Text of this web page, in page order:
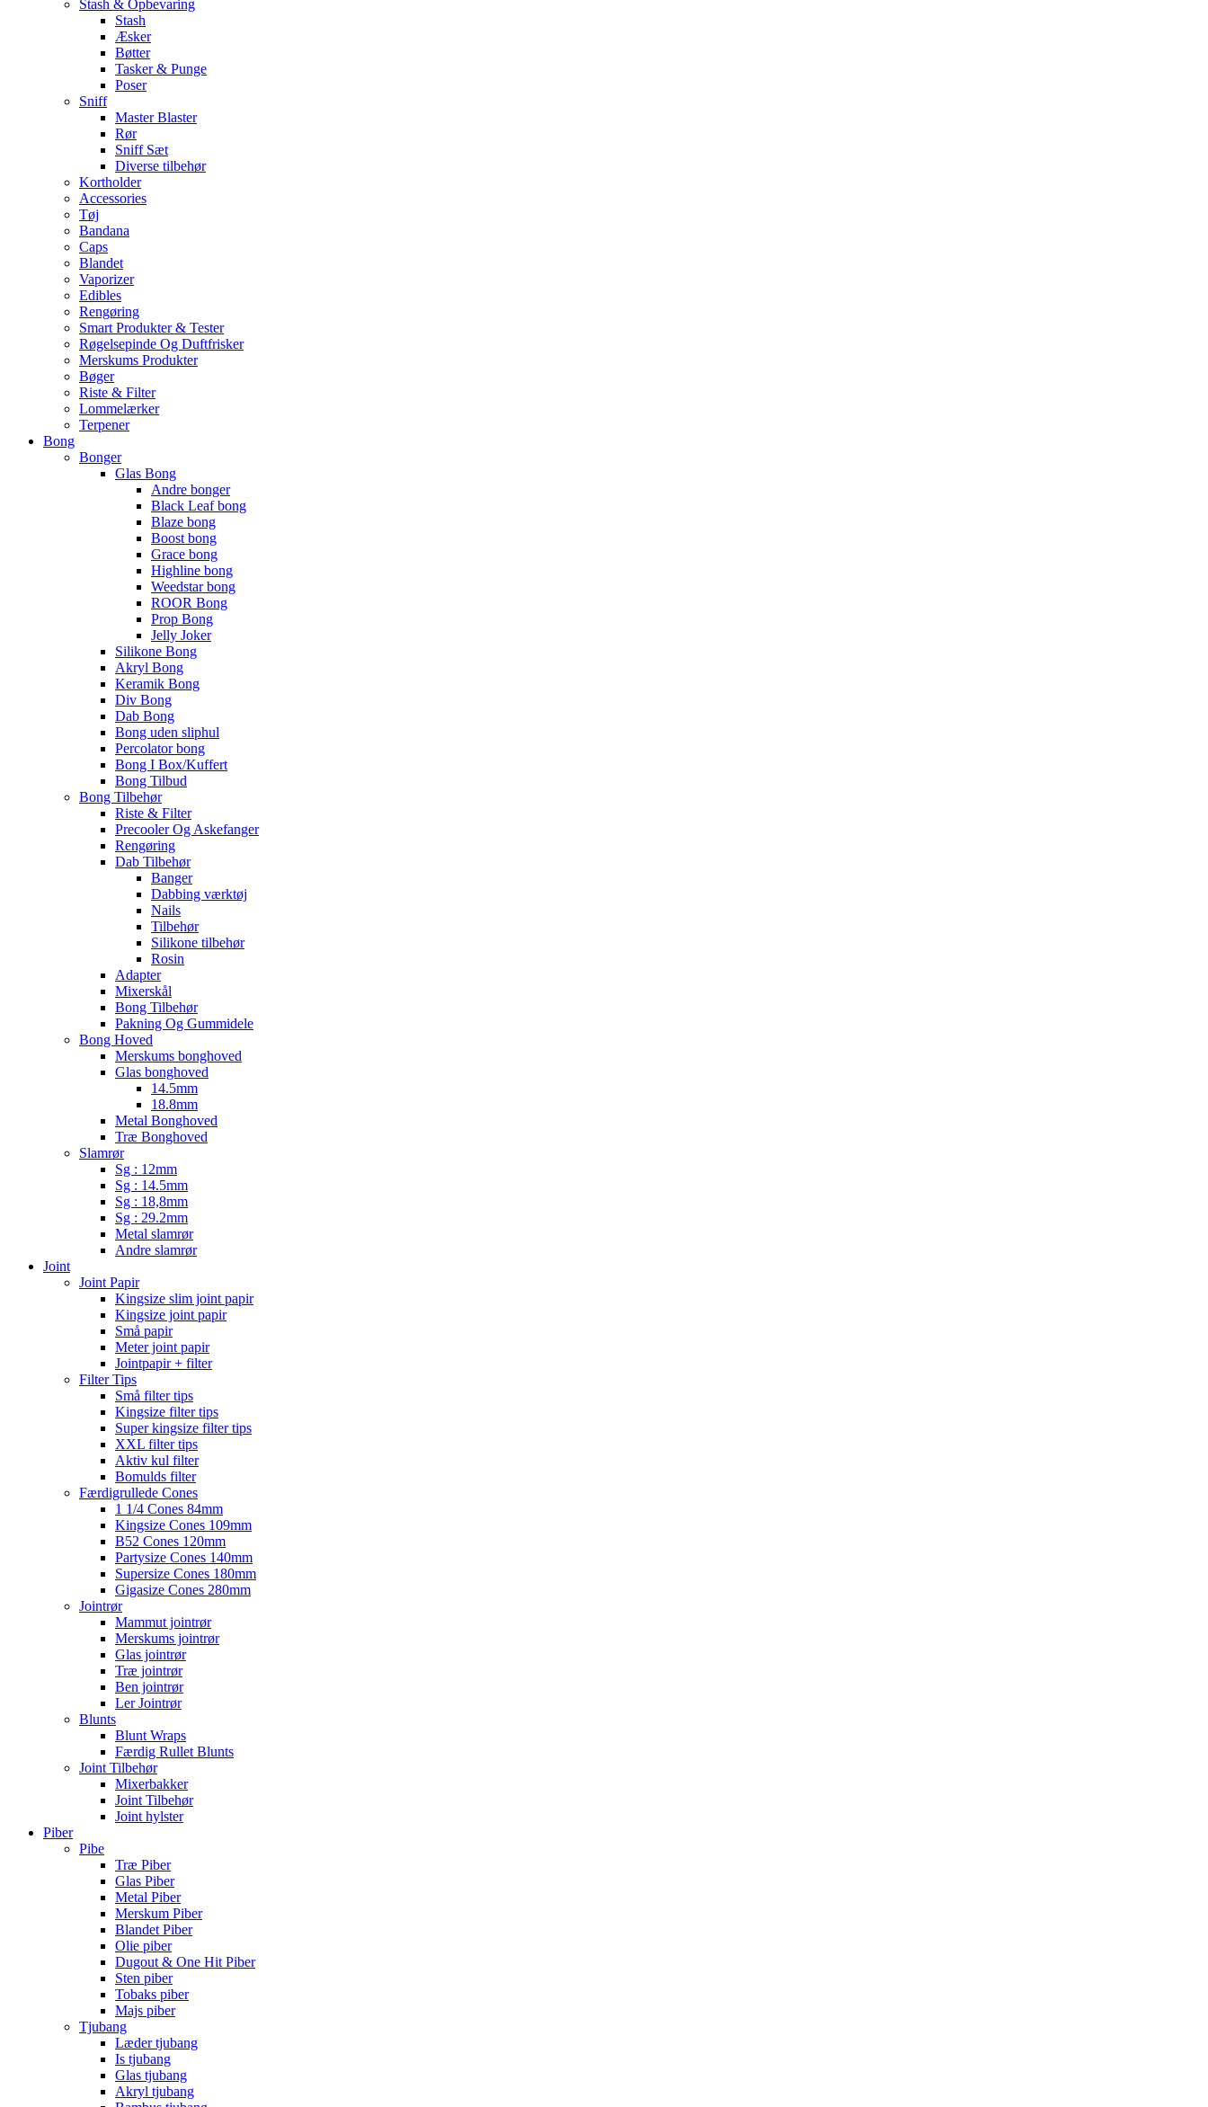
Stash & Opbevaring
Stash
Æsker
Bøtter
Tasker & Punge
Poser
Sniff
Master Blaster
Rør
Sniff Sæt
Diverse tilbehør
Kortholder
Accessories
Tøj
Bandana
Caps
Blandet
Vaporizer
Edibles
Rengøring
Smart Produkter & Tester
Røgelsepinde Og Duftfrisker
Merskums Produkter
Bøger
Riste & Filter
Lommelærker
Terpener
Bong
Bonger
Glas Bong
Andre bonger
Black Leaf bong
Blaze bong
Boost bong
Grace bong
Highline bong
Weedstar bong
ROOR Bong
Prop Bong
Jelly Joker
Silikone Bong
Akryl Bong
Keramik Bong
Div Bong
Dab Bong
Bong uden sliphul
Percolator bong
Bong I Box/Kuffert
Bong Tilbud
Bong Tilbehør
Riste & Filter
Precooler Og Askefanger
Rengøring
Dab Tilbehør
Banger
Dabbing værktøj
Nails
Tilbehør
Silikone tilbehør
Rosin
Adapter
Mixerskål
Bong Tilbehør
Pakning Og Gummidele
Bong Hoved
Merskums bonghoved
Glas bonghoved
14.5mm
18.8mm
Metal Bonghoved
Træ Bonghoved
Slamrør
Sg : 12mm
Sg : 14.5mm
Sg : 18,8mm
Sg : 29.2mm
Metal slamrør
Andre slamrør
Joint
Joint Papir
Kingsize slim joint papir
Kingsize joint papir
Små papir
Meter joint papir
Jointpapir + filter
Filter Tips
Små filter tips
Kingsize filter tips
Super kingsize filter tips
XXL filter tips
Aktiv kul filter
Bomulds filter
Færdigrullede Cones
1 1/4 Cones 84mm
Kingsize Cones 109mm
B52 Cones 120mm
Partysize Cones 140mm
Supersize Cones 180mm
Gigasize Cones 280mm
Jointrør
Mammut jointrør
Merskums jointrør
Glas jointrør
Træ jointrør
Ben jointrør
Ler Jointrør
Blunts
Blunt Wraps
Færdig Rullet Blunts
Joint Tilbehør
Mixerbakker
Joint Tilbehør
Joint hylster
Piber
Pibe
Træ Piber
Glas Piber
Metal Piber
Merskum Piber
Blandet Piber
Olie piber
Dugout & One Hit Piber
Sten piber
Tobaks piber
Majs piber
Tjubang
Læder tjubang
Is tjubang
Glas tjubang
Akryl tjubang